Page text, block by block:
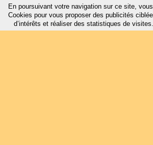
En poursuivant votre navigation sur ce site,
Cookies pour vous proposer des publicités
d’intérêts et réaliser des statistiques de visites.